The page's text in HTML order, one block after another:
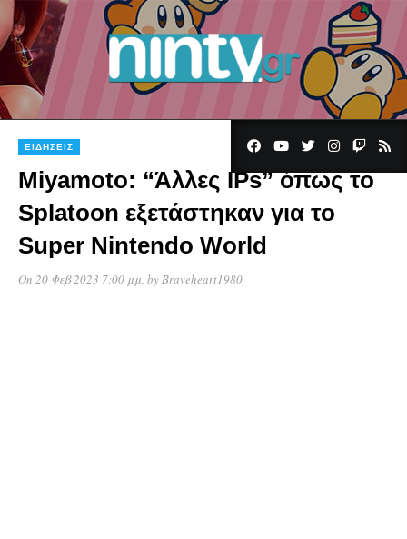
ΕΙΔΉΣΕΙΣ
Miyamoto: “Άλλες IPs” όπως το
Splatoon εξετάστηκαν για το
Super Nintendo World
On 20 Φεβ 2023 7:00 μμ, byBraveheart1980